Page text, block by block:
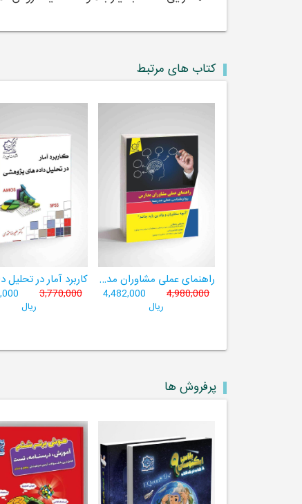
کتاب های مرتبط
راهنمای عملی مشاوران مدارس
4,980,000
4,482,000
ریال
3,770,000
ریال
پرفروش ها